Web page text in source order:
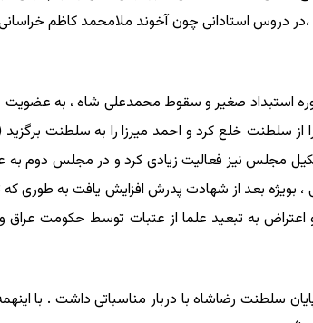
دروس استادانی چون آخوند ملامحمد کاظم
استبداد صغیر و سقوط محمدعلی شاه ، به
برازجانی ، ص ۱۱۲؛ کریمیان ، ص ۹۹). بهبهانی برای تشکیل مجلس نیز فعالیت زیادی
، ص ۱۶). بتدریج نفوذ و اعتبار بهبهانی ، بویژه بعد از شهادت پدرش
، به عضویت مجلس مؤسسان انتخاب شد (مکی ، ج ۳، ص ۴۸۷) و تا پایان سلطنت رضاشاه با